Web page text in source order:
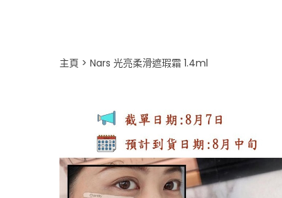
主頁 Nars 光亮柔滑遮瑕霜 1.4ml